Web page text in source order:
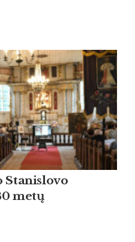
Stanislovo
metų